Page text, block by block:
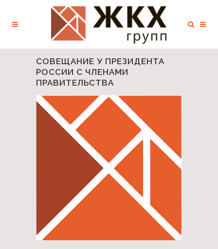
СОВЕЩАНИЕ У ПРЕЗИДЕНТА
РОССИИ С ЧЛЕНАМИ
ПРАВИТЕЛЬСТВА